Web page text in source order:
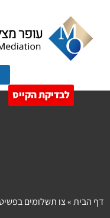
לבדיקת הקייס
דף הבית»צו תשלומים